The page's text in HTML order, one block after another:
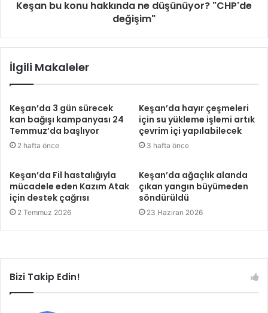
Keşan bu konu hakkında ne düşünüyor? "CHP'de
değişim"
İlgili Makaleler
Keşan’da 3 gün sürecek
kan bağışı kampanyası 24
Temmuz’da başlıyor
2 hafta önce
Keşan’da hayır çeşmeleri
için su yükleme işlemi artık
çevrim içi yapılabilecek
3 hafta önce
Keşan’da Fil hastalığıyla
mücadele eden Kazım Atak
için destek çağrısı
2 Temmuz 2026
Keşan’da ağaçlık alanda
çıkan yangın büyümeden
söndürüldü
23 Haziran 2026
Bizi Takip Edin!